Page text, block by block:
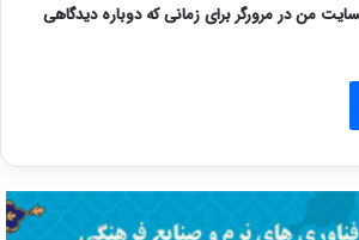
من در مرورگر برای زمانی که دوباره دیدگاهی